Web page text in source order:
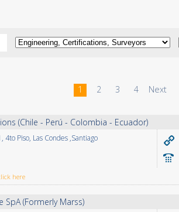
1 2 3 4 Next
(Chile - Perú - Colombia - Ecuador)
Piso, Las Condes ,Santiago
here
SpA (Formerly Marss)